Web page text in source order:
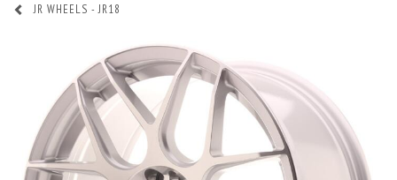
JR WHEELS - JR18